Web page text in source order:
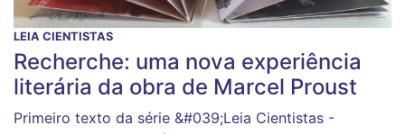
LEIA CIENTISTAS
Recherche: uma nova experiência
literária da obra de Marcel Proust
Primeiro texto da série &#039;Leia Cientistas -